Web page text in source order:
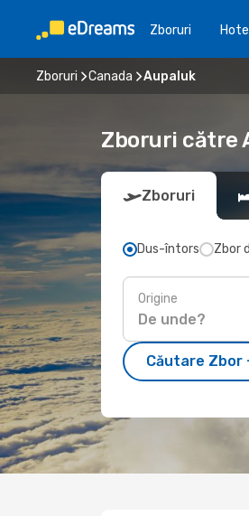
Zboruri
Zboruri Canada Aupaluk
Zboruri către
Zboruri
Dus-întors Zbor
Origine
Căutare Zbor